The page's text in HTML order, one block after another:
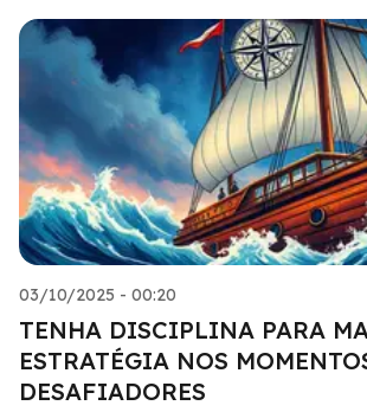
03/10/2025 - 00:20
TENHA DISCIPLINA PARA
ESTRATÉGIA NOS
DESAFIADORES